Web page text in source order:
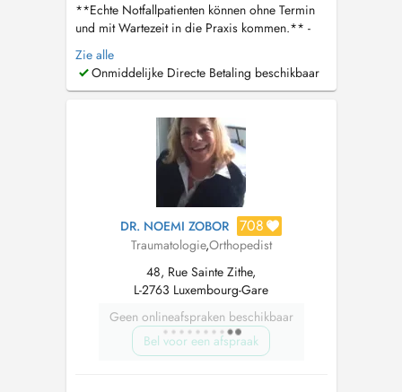
**Echte Notfallpatienten können ohne Termin
und mit Wartezeit in die Praxis kommen.** -
Bitte die CNS Karte und ID mitbringen Wenn
ein telefonischer Kontakt nicht möglich ist,
kontaktieren Sie bitte direkt den Arzt unter
persönlich um Ihr Anliegen kümmern. **...
Zie alle
Onmiddelijke Directe Betaling beschikbaar
DR. NOEMI ZOBOR 708
Traumatologie,Orthopedist
48, Rue Sainte Zithe,
L-2763 Luxembourg-Gare
Geen onlineafspraken beschikbaar
Bel voor een afspraak